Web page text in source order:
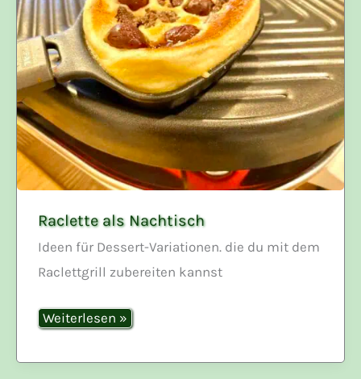
Raclette als Nachtisch
Ideen für Dessert-Variationen. die du mit dem
Raclettgrill zubereiten kannst
Raclette
als
Weiterlesen »